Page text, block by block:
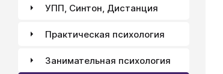
УПП, Синтон, Дистанция
Практическая психология
Занимательная психология